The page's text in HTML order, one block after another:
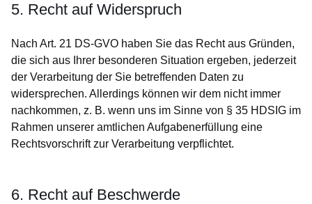
5. Recht auf Widerspruch
Nach Art. 21 DS-GVO haben Sie das Recht aus Gründen,
die sich aus Ihrer besonderen Situation ergeben, jederzeit
der Verarbeitung der Sie betreffenden Daten zu
widersprechen. Allerdings können wir dem nicht immer
nachkommen, z. B. wenn uns im Sinne von § 35 HDSIG im
Rahmen unserer amtlichen Aufgabenerfüllung eine
Rechtsvorschrift zur Verarbeitung verpflichtet.
6. Recht auf Beschwerde